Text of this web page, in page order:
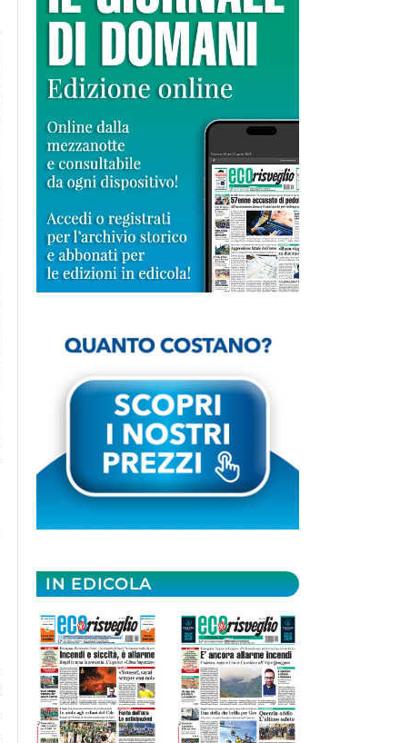
IN EDICOLA